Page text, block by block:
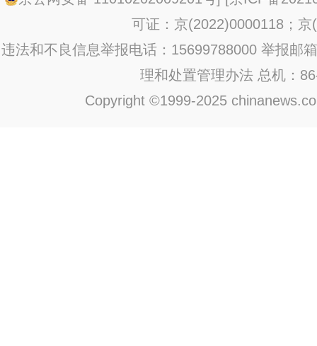
可证：京(2022)0000118；京
违法和不良信息举报电话：15699788000 举报邮
理和处置管理办法 总机：
Copyright ©1999-2025